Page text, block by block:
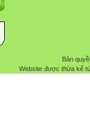
Bản
Website được thừa kế